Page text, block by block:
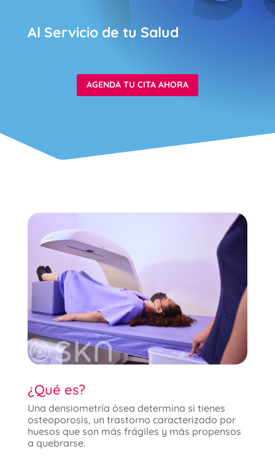
Al Servicio de tu Salud
AGENDA TU CITA AHORA
¿Qué es?
Una densiometría ósea determina si tienes
osteoporosis, un trastorno caracterizado por
huesos que son más frágiles y más propensos
a quebrarse.